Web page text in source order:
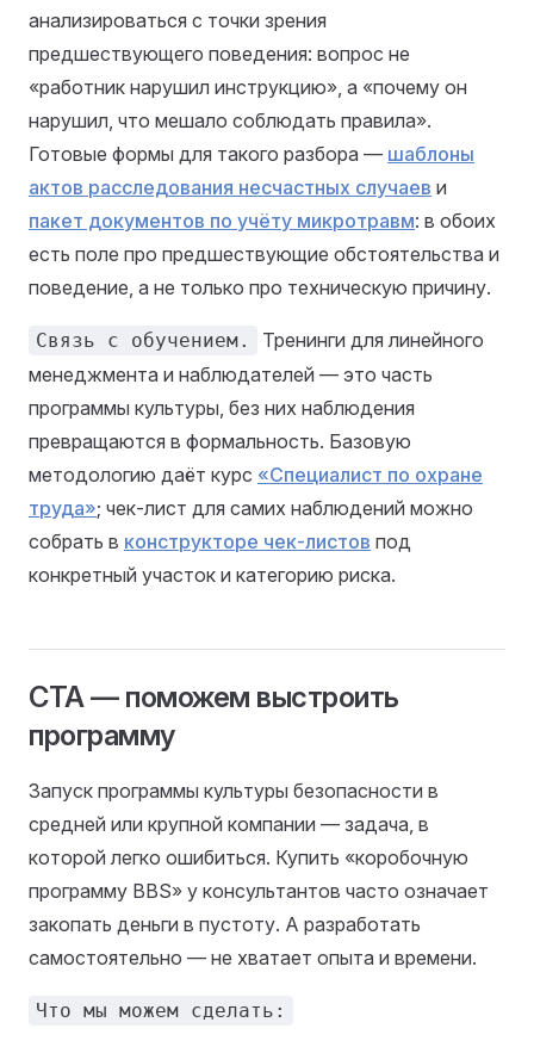
анализироваться с точки зрения
предшествующего поведения: вопрос не
«работник нарушил инструкцию», а «почему он
нарушил, что мешало соблюдать правила».
Готовые формы для такого разбора — шаблоны
актов расследования несчастных случаев и
пакет документов по учёту микротравм: в обоих
есть поле про предшествующие обстоятельства и
поведение, а не только про техническую причину.
Связь с обучением.
Тренинги для линейного
менеджмента и наблюдателей — это часть
программы культуры, без них наблюдения
превращаются в формальность. Базовую
методологию даёт курс «Специалист по охране
труда»; чек-лист для самих наблюдений можно
собрать в конструкторе чек-листов под
конкретный участок и категорию риска.
CTA — поможем выстроить
программу
Запуск программы культуры безопасности в
средней или крупной компании — задача, в
которой легко ошибиться. Купить «коробочную
программу BBS» у консультантов часто означает
закопать деньги в пустоту. А разработать
самостоятельно — не хватает опыта и времени.
Что мы можем сделать: